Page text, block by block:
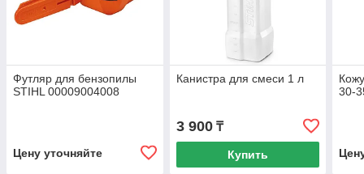
Футляр для бензопилы
STIHL 00009004008
Цену уточняйте
Канистра для смеси 1 л
3 900₸
Купить
30-